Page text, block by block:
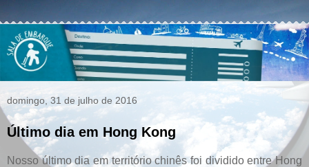
domingo, 31 de julho de 2016
Último dia em Hong Kong
Nosso último dia em território chinês foi dividido entre Hong